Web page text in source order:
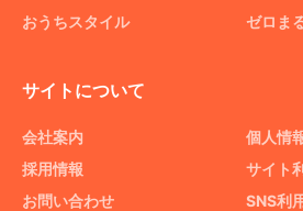
おうちスタイル
ゼロま
サイトについて
会社案内
採用情報
お問い合わせ
個人情
サイト
SNS利